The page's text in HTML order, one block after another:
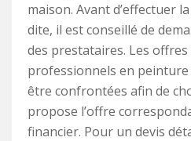
maison. Avant d’effectuer
dite, il est conseillé de
des prestataires. Les offres
professionnels en
être confrontées afin de
propose l’offre
financier. Pour un devis